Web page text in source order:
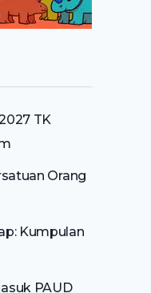
TK
Orang
Kumpulan
PAUD